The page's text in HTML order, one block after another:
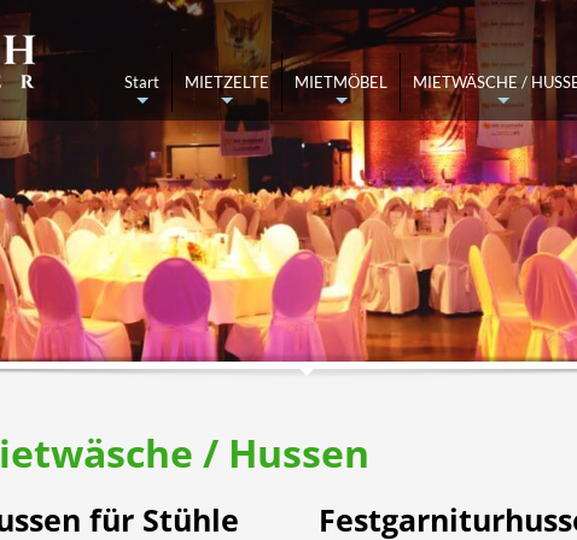
ausfüllen und abschicken Angebot kommt per Mail
rufen Sie 05137-8211870 an oder schreiben Sie uns an info@zeltverleih-
+
Start
MIETZELTE
+
MIETMÖBEL
+
MIETWÄSCHE /
/ Hussen
für Stühle